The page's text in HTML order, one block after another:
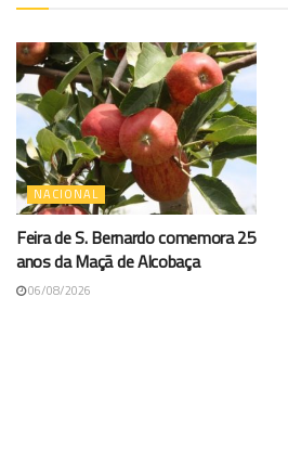
NACIONAL
Feira de S. Bernardo comemora 25
anos da Maçã de Alcobaça
06/08/2026